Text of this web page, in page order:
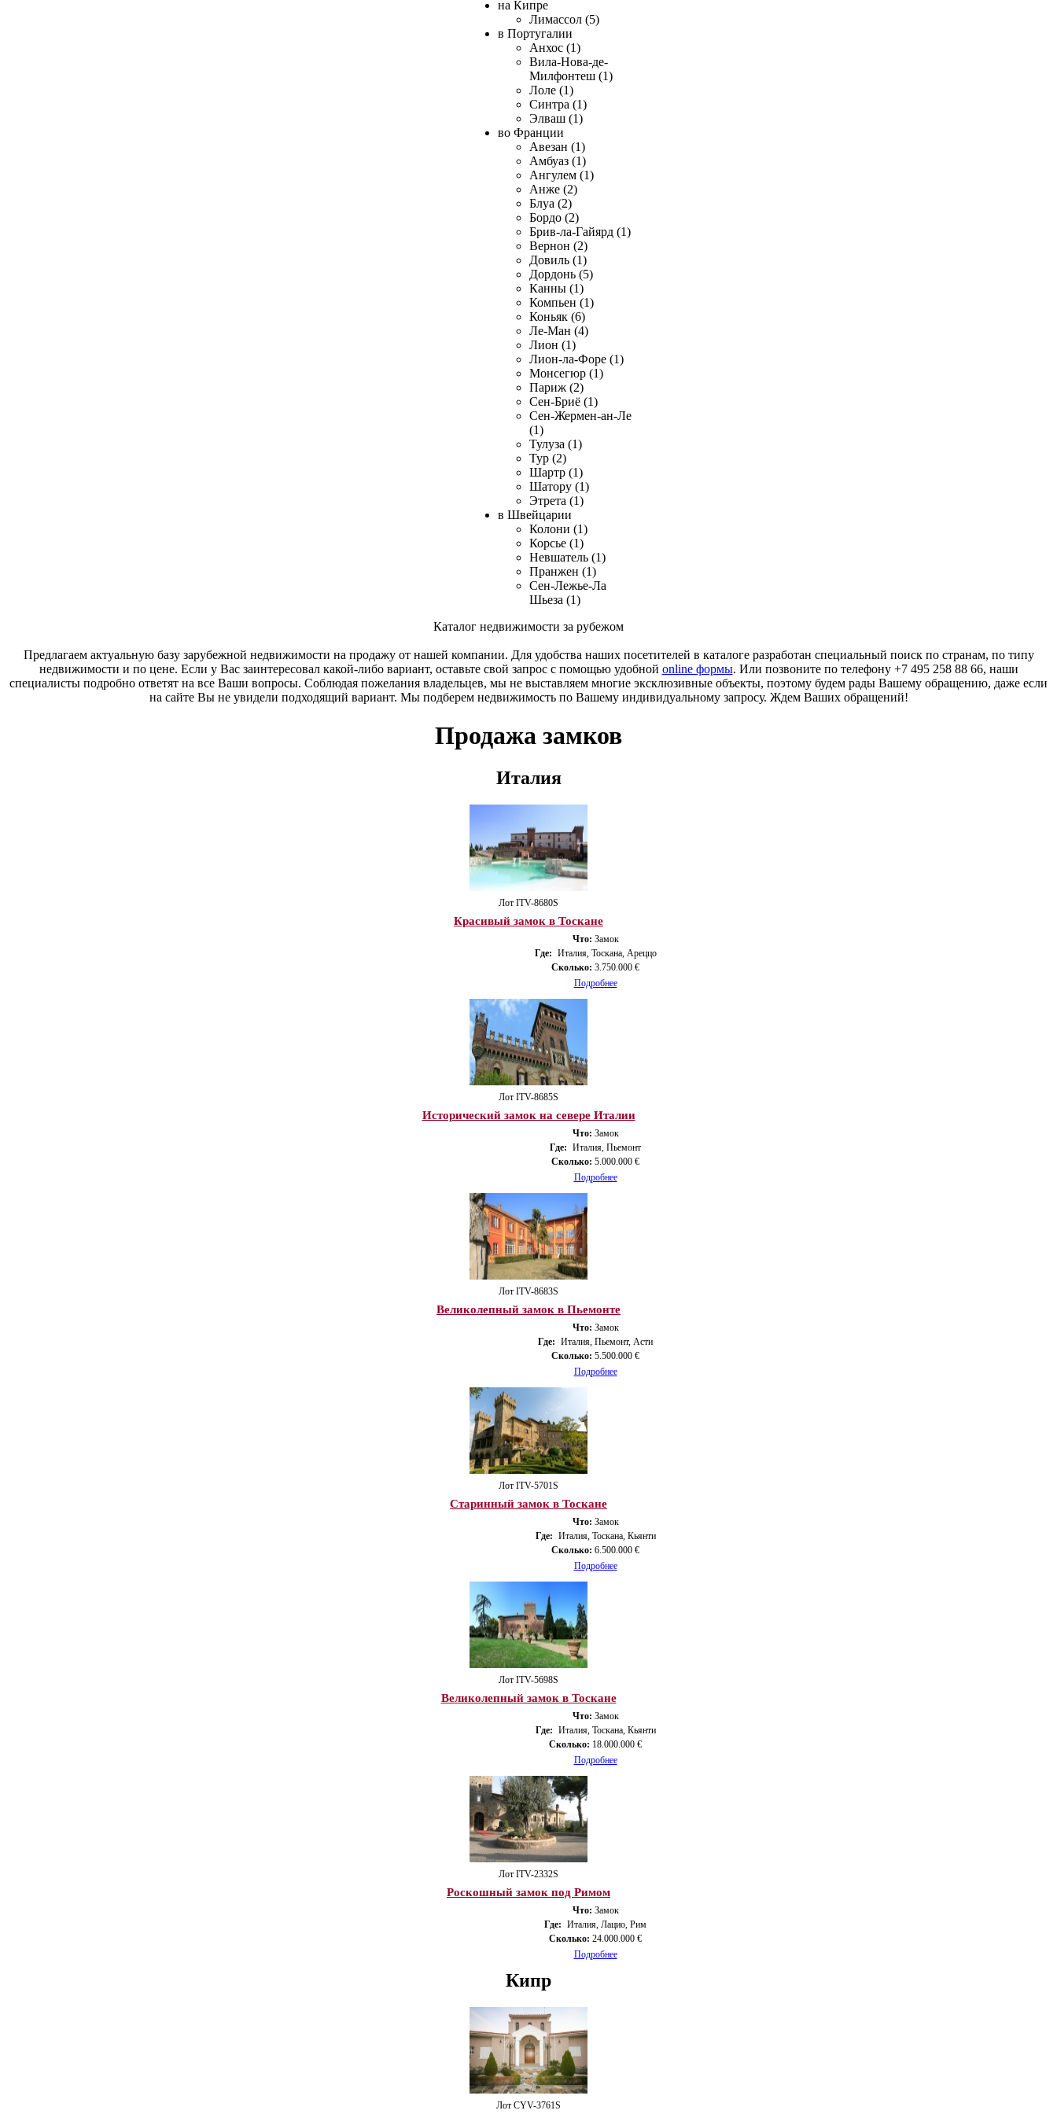
на Кипре
Лимассол (5)
в Португалии
Анхос (1)
Вила-Нова-де-
Милфонтеш (1)
Лоле (1)
Синтра (1)
Элваш (1)
во Франции
Авезан (1)
Амбуаз (1)
Ангулем (1)
Анже (2)
Блуа (2)
Бордо (2)
Брив-ла-Гайярд (1)
Вернон (2)
Довиль (1)
Дордонь (5)
Канны (1)
Компьен (1)
Коньяк (6)
Ле-Ман (4)
Лион (1)
Лион-ла-Форе (1)
Монсегюр (1)
Париж (2)
Сен-Бриё (1)
Сен-Жермен-ан-Ле
(1)
Тулуза (1)
Тур (2)
Шартр (1)
Шатору (1)
Этрета (1)
в Швейцарии
Колони (1)
Корсье (1)
Невшатель (1)
Пранжен (1)
Сен-Лежье-Ла
Шьеза (1)
Каталог недвижимости за рубежом
Предлагаем актуальную базу зарубежной недвижимости на продажу от нашей компании. Для удобства наших посетителей в каталоге разработан специальный поиск по странам, по типу
недвижимости и по цене. Если у Вас заинтересовал какой-либо вариант, оставьте свой запрос с помощью удобной online формы. Или позвоните по телефону +7 495 258 88 66, наши
специалисты подробно ответят на все Ваши вопросы. Соблюдая пожелания владельцев, мы не выставляем многие эксклюзивные объекты, поэтому будем рады Вашему обращению, даже если
на сайте Вы не увидели подходящий вариант. Мы подберем недвижимость по Вашему индивидуальному запросу. Ждем Ваших обращений!
Продажа замков
Италия
Лот ITV-8680S
Красивый замок в Тоскане
Что: Замок
Где: Италия, Тоскана, Ареццо
Сколько: 3.750.000 €
Подробнее
Лот ITV-8685S
Исторический замок на севере Италии
Что: Замок
Где: Италия, Пьемонт
Сколько: 5.000.000 €
Подробнее
Лот ITV-8683S
Великолепный замок в Пьемонте
Что: Замок
Где: Италия, Пьемонт, Асти
Сколько: 5.500.000 €
Подробнее
Лот ITV-5701S
Старинный замок в Тоскане
Что: Замок
Где: Италия, Тоскана, Кьянти
Сколько: 6.500.000 €
Подробнее
Лот ITV-5698S
Великолепный замок в Тоскане
Что: Замок
Где: Италия, Тоскана, Кьянти
Сколько: 18.000.000 €
Подробнее
Лот ITV-2332S
Роскошный замок под Римом
Что: Замок
Где: Италия, Лацио, Рим
Сколько: 24.000.000 €
Подробнее
Кипр
Лот CYV-3761S